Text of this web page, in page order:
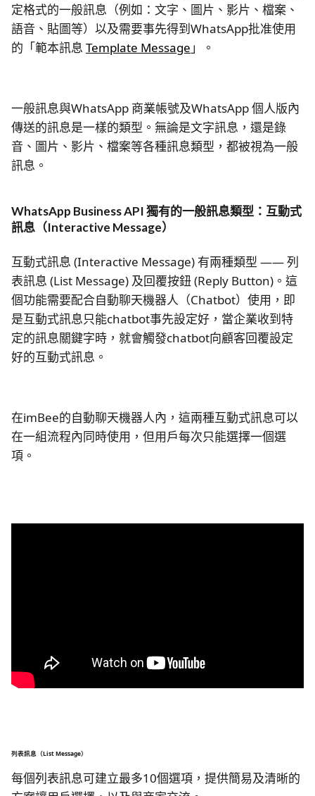
定格式的一般訊息（例如：文字、圖片、影片、檔案、
語音、貼圖等）以及需要事先得到WhatsApp批准使用
的「範本訊息 Template Message 」。
一般訊息與WhatsApp 商業帳號及WhatsApp 個人版內
傳送的訊息是一樣的類型。無論是文字訊息，還是錄
音、圖片、影片、檔案等各種訊息類型，都被視為一般
訊息。
WhatsApp Business API 獨有的一般訊息類型：互動式
訊息（Interactive Message）
互動式訊息 (Interactive Message) 有兩種類型 —— 列
表訊息 (List Message) 及回覆按鈕 (Reply Button)。這
個功能需要配合自動聊天機器人（Chatbot）使用，即
是互動式訊息只能chatbot事先設定好，當企業收到特
定的訊息關鍵字時，就會觸發chatbot向顧客回覆設定
好的互動式訊息。
在imBee的自動聊天機器人內，這兩種互動式訊息可以
在一組流程內同時使用，但用戶每次只能選擇一個選
項。
列表訊息（List Message）
每個列表訊息可建立最多10個選項，提供簡易及清晰的